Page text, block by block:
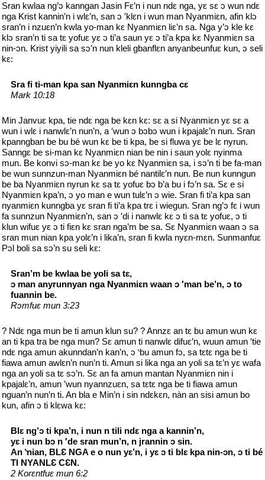
Sran kwlaa ng’ᴐ kanngan Jasin Fԑ’n i nun ndԑ nga, yԑ sԑ ᴐ wun ndԑ
nga Krist kannin’n i wlԑ’n, san ᴐ ′klԑn i wun man Nyanmiԑn, afin klᴐ
sran’n i nzuԑn’n kwla yo-man kԑ Nyanmiԑn liԑ’n sa. Nga y’ᴐ kle kԑ
klᴐ sran’n ti sa tԑ yofuԑ yԑ ᴐ ti’a saun yԑ ᴐ ti’a kpa kԑ Nyanmiԑn sa
nin-ᴐn. Krist yiyili sa sᴐ’n nun kleli gbanflԑn anyanbeunfuԑ kun, ᴐ seli
kԑ:
Sra fi ti-man kpa san Nyanmiԑn kunngba cԑ
Mark 10:18
Min Janvuԑ kpa, tie ndԑ nga be kԑn kԑ: sԑ a si Nyanmiԑn yԑ sԑ a
wun i wlԑ i nanwlԑ’n nun’n, a ′wun ᴐ bᴐbᴐ wun i kpajalԑ’n nun. Sran
kpanngban be bu bé wun kԑ be ti kpa, be si fluwa yԑ be lԑ nyrun.
Sanngԑ be si-man kԑ Nyanmiԑn nian be nin i saun yolԑ nyinma
mun. Be konvi sᴐ-man kԑ be yo kԑ Nyanmiԑn sa, i sᴐ’n ti be fa-man
be wun sunnzun-man Nyanmiԑn bé nantilԑ’n nun. Be nun kunngun
be ba Nyanmiԑn nyrun kԑ sa tԑ yofuԑ bᴐ b’a bu i fᴐ’n sa. Sԑ e si
Nyanmiԑn kpa’n, ᴐ yo man e wun tulԑ’n ᴐ wie. Sran fi ti’a kpa san
nyanmiԑn kunngba yԑ sran fi ti’a kpa trԑ i wiegun. Sran ng’ᴐ fԑ i wun
fa sunnzun Nyanmiԑn’n, san ᴐ ′di i nanwlԑ kԑ ᴐ ti sa tԑ yofuԑ, ᴐ ti
klun wifuԑ yԑ ᴐ ti fiԑn kԑ sran nga’m be sa. Sԑ Nyanmiԑn waan ᴐ sa
sran mun nian kpa yolԑ’n i lika’n, sran fi kwla nyԑn-mԑn. Sunmanfuԑ
Pᴐl boli sa sᴐ’n su seli kԑ:
Sran’m be kwlaa be yoli sa tԑ,
ᴐ man anyrunnyan nga Nyanmiԑn waan ᴐ ′man be’n, ᴐ to
fuannin be.
Rᴐmfuԑ mun 3:23
? Ndԑ nga mun be ti amun klun su? ? Annzԑ an tԑ bu amun wun kԑ
an ti kpa tra be nga mun? Sԑ amun ti nanwlԑ difuԑ’n, wuun amun ′tie
ndԑ nga amun akunndan’n kan’n, ᴐ ‵bu amun fᴐ, sa tԑtԑ nga be ti
fiawa amun awlԑn’n nun’n ti. Amun si lika nga an yoli sa tԑ’n yԑ wafa
nga an yoli sa tԑ sᴐ’n. Sԑ an fa amun mantan Nyanmiԑn nin i
kpajalԑ’n, amun ′wun nyannzuԑn, sa tԑtԑ nga be ti fiawa amun
nguan’n nun’n ti. An bla e Min’n i sin ndԑkԑn, nàn an sisi amun bo
kun, afin ᴐ ti klԑwa kԑ:
Blԑ ng’ᴐ ti kpa’n, i nun n tili ndԑ nga a kannin’n,
yԑ i nun bᴐ n ′de sran mun’n, n jrannin ᴐ sin.
An ‵nian, BLԐ NGA e o nun yԑ’n, i yԑ ᴐ ti blԑ kpa nin-ᴐn, ᴐ ti bé
TI NYANLԐ CԐN.
2 Korԑntfuԑ mun 6:2